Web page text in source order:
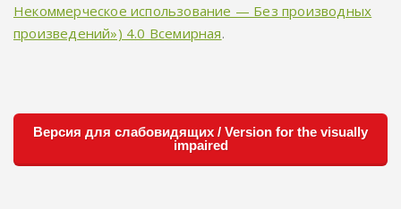
Некоммерческое использование — Без производных
произведений») 4.0 Всемирная.
Версия для слабовидящих / Version for the visually
impaired